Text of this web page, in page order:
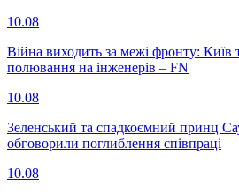
10.08
Війна виходить за межі фронту: Київ
полювання на інженерів – FN
10.08
Зеленський та спадкоємний принц
обговорили поглиблення співпраці
10.08